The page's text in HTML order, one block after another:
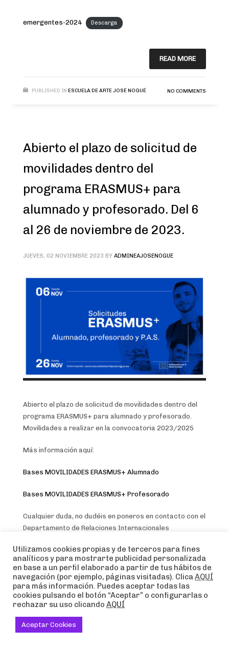
emergentes-2024 Descarga
READ MORE
PUBLISHED IN ESCUELA DE ARTE JOSÉ NOGUÉ NO COMMENTS
Abierto el plazo de solicitud de
movilidades dentro del
programa ERASMUS+ para
alumnado y profesorado. Del 6
al 26 de noviembre de 2023.
JUEVES, 02 NOVIEMBRE 2023 BY ADMINEAJOSENOGUE
Abierto el plazo de solicitud de movilidades dentro del
programa ERASMUS+ para alumnado y profesorado.
Movilidades a realizar en la convocatoria 2023/2025
Más información aquí:
Bases MOVILIDADES ERASMUS+ Alumnado
Bases MOVILIDADES ERASMUS+ Profesorado
Cualquier duda, no dudéis en poneros en contacto con el
Departamento de Relaciones Internacionales
¡Anímate! ¡Vete de Erasmus+!
READ MORE
Utilizamos cookies propias y de terceros para fines
analíticos y para mostrarte publicidad personalizada
en base a un perfil elaborado a partir de tus hábitos de
navegación (por ejemplo, páginas visitadas). ClicaAQUÍ
para más información. Puedes aceptar todas las
cookies pulsando el botón “Aceptar” o configurarlas o
rechazar su uso clicando AQUÍ
Aceptar Cookies